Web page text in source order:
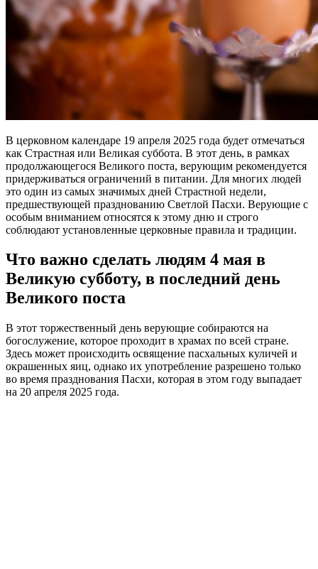
В церковном календаре 19 апреля 2025 года будет отмечаться
как Страстная или Великая суббота. В этот день, в рамках
продолжающегося Великого поста, верующим рекомендуется
придерживаться ограничений в питании. Для многих людей
это один из самых значимых дней Страстной недели,
предшествующей празднованию Светлой Пасхи. Верующие с
особым вниманием относятся к этому дню и строго
соблюдают установленные церковные правила и традиции.
Что важно сделать людям 4 мая в
Великую субботу, в последний день
Великого поста
В этот торжественный день верующие собираются на
богослужение, которое проходит в храмах по всей стране.
Здесь может происходить освящение пасхальных куличей и
окрашенных яиц, однако их употребление разрешено только
во время празднования Пасхи, которая в этом году выпадает
на 20 апреля 2025 года.